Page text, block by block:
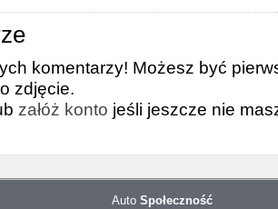
komentarzy! Możesz być
zdjęcie.
załóż konto jeśli jeszcze nie
Auto Społeczność